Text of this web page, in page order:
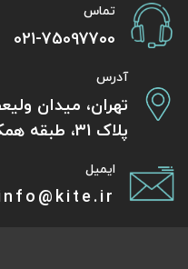
تماس
021-75097700
آدرس
تهران، میدان
پلاک 31، طبقه همکف
ایمیل